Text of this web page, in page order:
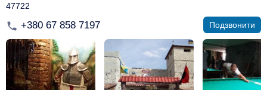
47722
+380 67 858 7197 Подзвонити